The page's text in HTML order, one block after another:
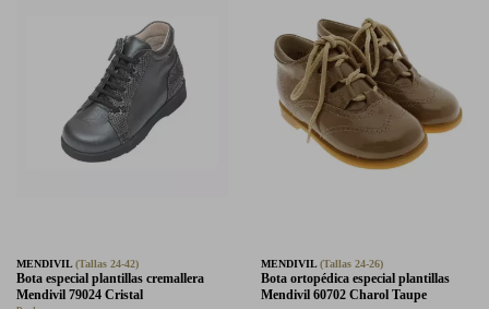
MENDIVIL(Tallas 24-42)
Bota especial plantillas cremallera
Mendivil 79024 Cristal
MENDIVIL(Tallas 24-26)
Bota ortopédica especial plantillas
Mendivil 60702 Charol Taupe